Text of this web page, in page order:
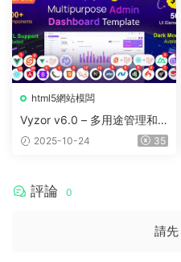
html5網站模闆
Vyzor v6.0 – 多用途管理和
儀表闆模闆
2025-10-24 35
評論 0
請先